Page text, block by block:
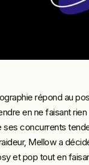
répond au
en ne faisant
ses concurrents
Mellow a
et pop tout en